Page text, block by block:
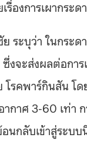
เรื่องการเผากร
ย ระบุว่า ในกระ
งจะส่งผลต่อกา
โรคพาร์กินสัน โ
ากาศ 3-60 เท่า
นกลับเข้าสู่ระบบ